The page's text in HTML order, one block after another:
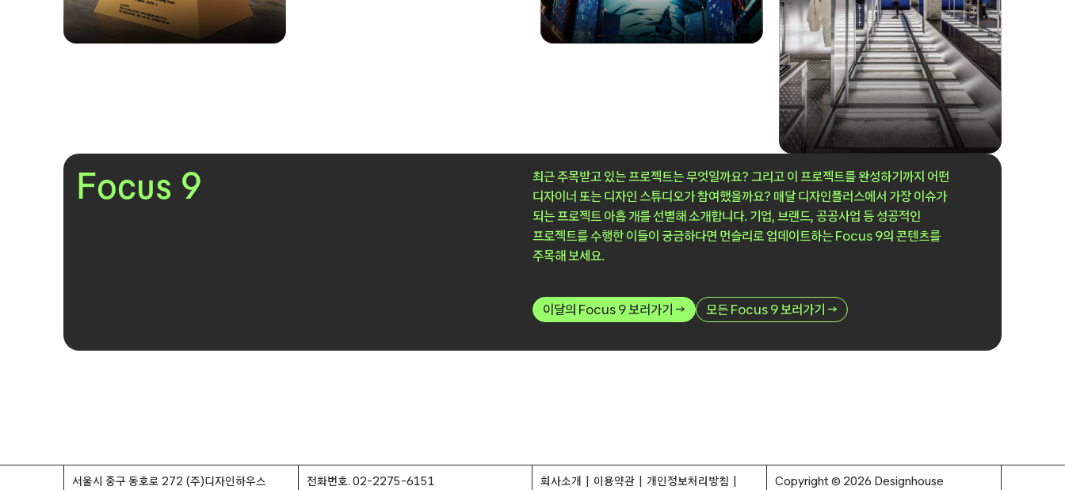
Focus 9
최근 주목받고 있는 프로젝트는 무엇일까요? 그리고 이 프로젝트를 완성하기까지 어떤
디자이너 또는 디자인 스튜디오가 참여했을까요? 매달 디자인플러스에서 가장 이슈가
되는 프로젝트 아홉 개를 선별해 소개합니다. 기업, 브랜드, 공공사업 등 성공적인
프로젝트를 수행한 이들이 궁금하다면 먼슬리로 업데이트하는 Focus 9의 콘텐츠를
주목해 보세요.
이달의 Focus 9 보러가기 → 모든 Focus 9 보러가기 →
서울시 중구 동호로 272 (주)디자인하우스 전화번호. 02-2275-6151 회사소개 이용약관 개인정보처리방침 Copyright © 2026 Designhouse